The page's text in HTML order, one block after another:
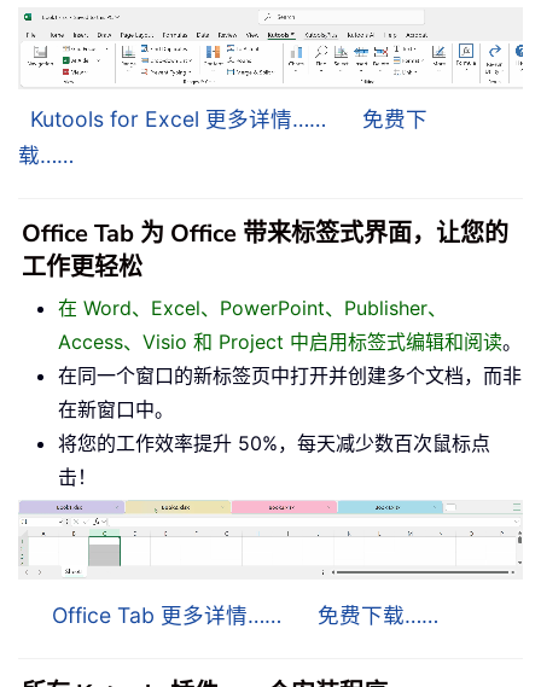
Kutools for Excel 更多详情……
免费下
载……
Office Tab 为 Office 带来标签式界面，让您的
工作更轻松
在 Word、Excel、PowerPoint、Publisher、
Access、Visio 和 Project 中启用标签式编辑和阅读。
在同一个窗口的新标签页中打开并创建多个文档，而非
在新窗口中。
将您的工作效率提升 50%，每天减少数百次鼠标点
击！
Office Tab 更多详情…… 免费下载……